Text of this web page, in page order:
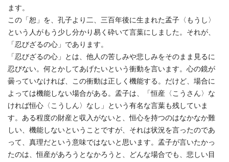
ます。
この「恕」を、孔子より二、三百年後に生まれた孟子〈もうし〉
という人がもう少し分かり易く砕いて言葉にしました。それが、
「忍びざるの心」であります。
「忍びざるの心」とは、他人の苦しみや悲しみをそのまま見るに
忍びない。何とかしてあげたいという衝動を言います。心の鏡が
曇っていなければ、この衝動は正しく機能する。だけど、場合に
よっては機能しない場合がある。孟子は、「恒産〈こうさん〉な
ければ恒心〈こうしん〉なし」という有名な言葉も残していま
す。ある程度の財産と収入がないと、恒心を持つのはなかなか難
しい、機能しないということですが、それは状況を言ったのであ
って、真理だという意味ではないと思います。孟子が言いたかっ
たのは、恒産があろうとなかろうと、どんな場合でも、悲しい目